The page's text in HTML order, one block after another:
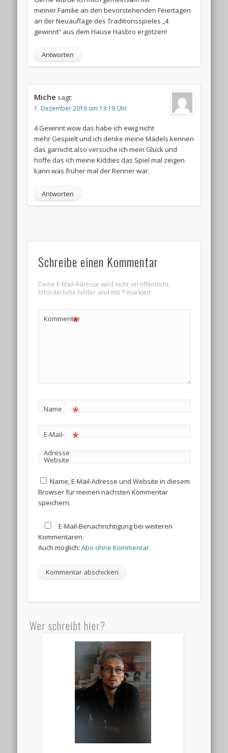
meiner Familie an den bevorstehenden Feiertagen
an der Neuauflage des Traditionsspieles „4
gewinnt“ aus dem Hause Hasbro ergötzen!
Antworten
Miche sagt:
1. Dezember 2016 um 13:19 Uhr
4 Gewinnt wow das habe ich ewig nicht
mehr Gespielt und ich denke meine Mädels kennen
das garnicht.also versuche ich mein Glück und
hoffe das ich meine Kiddies das Spiel mal zeigen
kann was früher mal der Renner war.
Antworten
Schreibe einen Kommentar
Deine E-Mail-Adresse wird nicht veröffentlicht.
Erforderliche Felder sind mit* markiert
Kommentar
*
Name *
E-Mail-
Adresse
*
Website
Name, E-Mail-Adresse und Website in diesem
Browser für meinen nächsten Kommentar
speichern.
E-Mail-Benachrichtigung bei weiteren
Kommentaren.
Auch möglich: Abo ohne Kommentar.
Wer schreibt hier?